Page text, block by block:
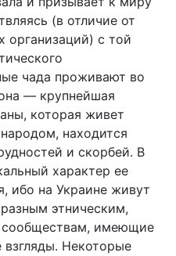
(в отличие от
организаций) с той
чада проживают во
— крупнейшая
которая живет
находится
и скорбей. В
характер ее
ибо на Украине живут
этническим,
имеющие
взгляды. Некоторые